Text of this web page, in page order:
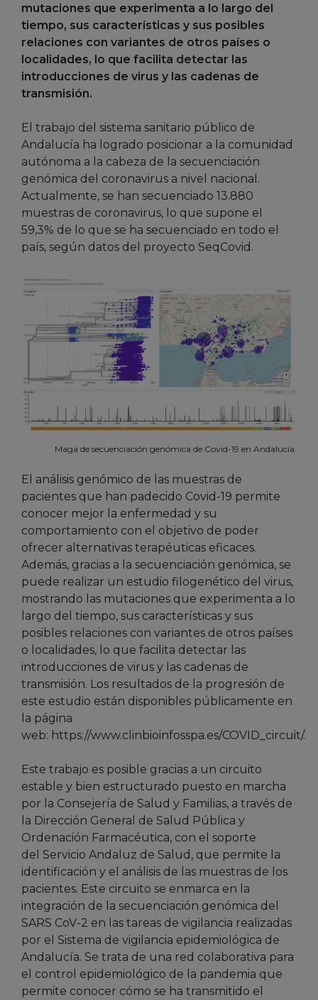
mutaciones que experimenta a lo largo del
tiempo, sus características y sus posibles
relaciones con variantes de otros países o
localidades, lo que facilita detectar las
introducciones de virus y las cadenas de
transmisión.
El trabajo del sistema sanitario público de
Andalucía ha logrado posicionar a la comunidad
autónoma a la cabeza de la secuenciación
genómica del coronavirus a nivel nacional.
Actualmente, se han secuenciado 13.880
muestras de coronavirus, lo que supone el
59,3% de lo que se ha secuenciado en todo el
país, según datos del proyecto SeqCovid.
Maga de secuenciación genómica de Covid-19 en Andalucía.
El análisis genómico de las muestras de
pacientes que han padecido Covid-19 permite
conocer mejor la enfermedad y su
comportamiento con el objetivo de poder
ofrecer alternativas terapéuticas eficaces.
Además, gracias a la secuenciación genómica, se
puede realizar un estudio filogenético del virus,
mostrando las mutaciones que experimenta a lo
largo del tiempo, sus características y sus
posibles relaciones con variantes de otros países
o localidades, lo que facilita detectar las
introducciones de virus y las cadenas de
transmisión. Los resultados de la progresión de
este estudio están disponibles públicamente en
la página
web: https://www.clinbioinfosspa.es/COVID_circuit/.
Este trabajo es posible gracias a un circuito
estable y bien estructurado puesto en marcha
por la Consejería de Salud y Familias, a través de
la Dirección General de Salud Pública y
Ordenación Farmacéutica, con el soporte
del Servicio Andaluz de Salud, que permite la
identificación y el análisis de las muestras de los
pacientes. Este circuito se enmarca en la
integración de la secuenciación genómica del
SARS CoV-2 en las tareas de vigilancia realizadas
por el Sistema de vigilancia epidemiológica de
Andalucía. Se trata de una red colaborativa para
el control epidemiológico de la pandemia que
permite conocer cómo se ha transmitido el